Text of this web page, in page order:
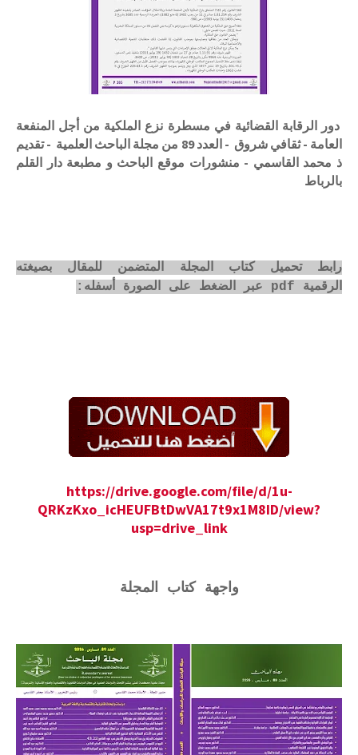
دور الرقابة القضائية في مسطرة نزع الملكية من أجل المنفعة
العامة - ثقافي شروق - العدد 89 من مجلة الباحث العلمية - تقديم
ذ محمد القاسمي - منشورات موقع الباحث و مطبعة دار القلم
بالرباط
رابط تحميل كتاب المجلة المتضمن للمقال بصيغته
الرقمية pdf عبر الضغط على الصورة أسفله:
https://drive.google.com/file/d/1u-
QRKzKxo_icHEUFBtDwVA17t9x1M8ID/view?
usp=drive_link
واجهة كتاب المجلة